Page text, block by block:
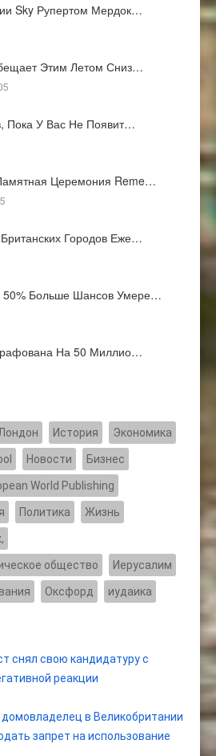
Sky Рупертом Мердок…
Этим Летом Сниз…
Пока У Вас Не Появит…
Церемония Reme…
Городов Еже…
Больше Шансов Умере…
На 50 Миллио…
История Экономика
Новости Бизнес
World Publishing
Политика Жизнь
общество Иерусалим
Оксфорд иудаика
снял свою кандидатуру с
реакции
в Великобритании
запрет на использование